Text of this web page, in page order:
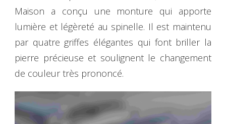
Maison a conçu une monture qui apporte
lumière et légèreté au spinelle. Il est maintenu
par quatre griffes élégantes qui font briller la
pierre précieuse et soulignent le changement
de couleur très prononcé.